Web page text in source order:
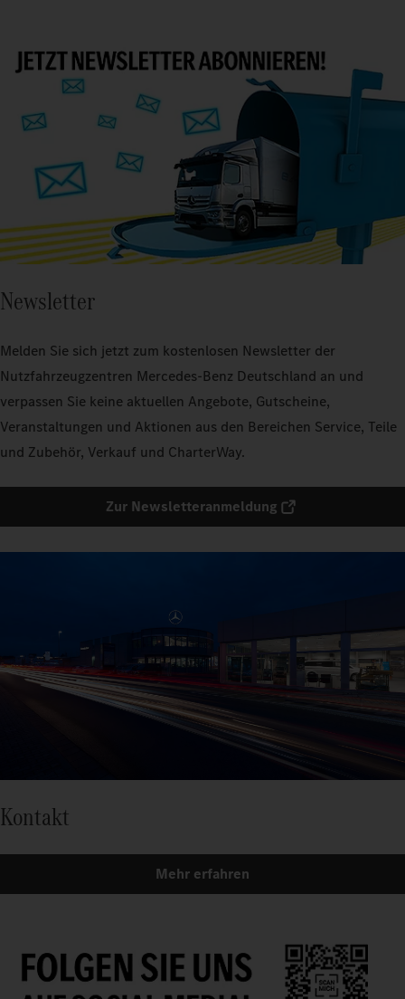
Newsletter
Melden Sie sich jetzt zum kostenlosen Newsletter der
Nutzfahrzeugzentren Mercedes-Benz Deutschland an und
verpassen Sie keine aktuellen Angebote, Gutscheine,
Veranstaltungen und Aktionen aus den Bereichen Service, Teile
und Zubehör, Verkauf und CharterWay.
Zur Newsletteranmeldung
Kontakt
Mehr erfahren